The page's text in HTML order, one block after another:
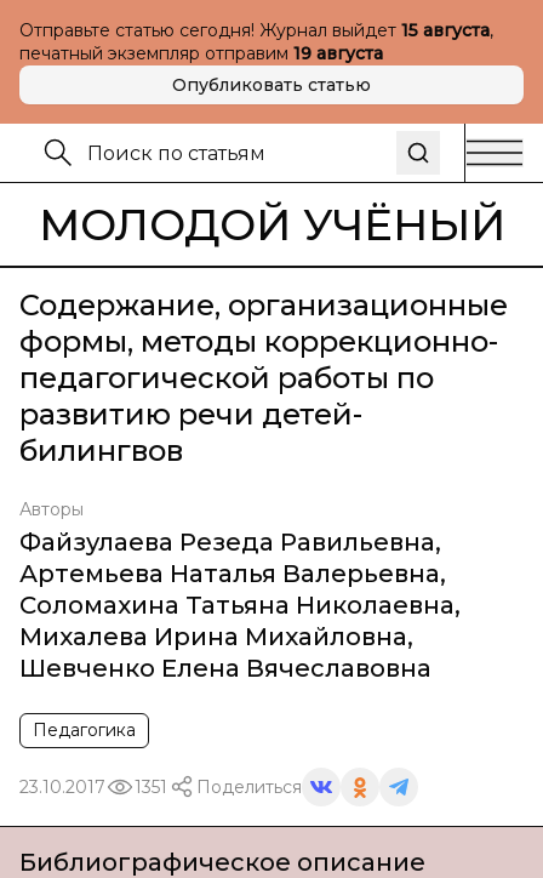
Отправьте статью сегодня! Журнал выйдет 15 августа,
печатный экземпляр отправим 19 августа
Опубликовать статью
МОЛОДОЙ УЧЁНЫЙ
Содержание, организационные
формы, методы коррекционно-
педагогической работы по
развитию речи детей-
билингвов
Авторы
Файзулаева Резеда Равильевна,
Артемьева Наталья Валерьевна,
Соломахина Татьяна Николаевна,
Михалева Ирина Михайловна,
Шевченко Елена Вячеславовна
Педагогика
23.10.2017 1351 Поделиться
Библиографическое описание